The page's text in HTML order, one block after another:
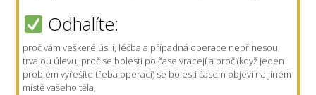
Odhalíte:
proč vám veškeré úsilí, léčba a případná operace nepřinesou
trvalou úlevu, proč se bolesti po čase vracejí a proč (když jeden
problém vyřešíte třeba operací) se bolesti časem objeví na jiném
místě vašeho těla,